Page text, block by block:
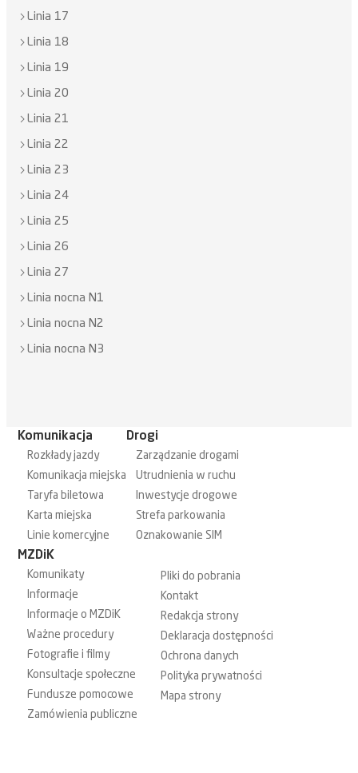
Linia 17
Linia 18
Linia 19
Linia 20
Linia 21
Linia 22
Linia 23
Linia 24
Linia 25
Linia 26
Linia 27
Linia nocna N1
Linia nocna N2
Linia nocna N3
Komunikacja
Rozkłady jazdy
Komunikacja miejska
Taryfa biletowa
Karta miejska
Linie komercyjne
Drogi
Zarządzanie drogami
Utrudnienia w ruchu
Inwestycje drogowe
Strefa parkowania
Oznakowanie SIM
MZDiK
Komunikaty
Informacje
Informacje o MZDiK
Ważne procedury
Fotografie i filmy
Konsultacje społeczne
Fundusze pomocowe
Zamówienia publiczne
Pliki do pobrania
Kontakt
Redakcja strony
Deklaracja dostępności
Ochrona danych
Polityka prywatności
Mapa strony